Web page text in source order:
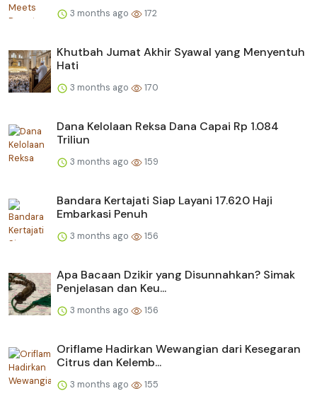
3 months ago 172
Khutbah Jumat Akhir Syawal yang Menyentuh
Hati
3 months ago 170
Dana Kelolaan Reksa Dana Capai Rp 1.084
Triliun
3 months ago 159
Bandara Kertajati Siap Layani 17.620 Haji
Embarkasi Penuh
3 months ago 156
Apa Bacaan Dzikir yang Disunnahkan? Simak
Penjelasan dan Keu...
3 months ago 156
Oriflame Hadirkan Wewangian dari Kesegaran
Citrus dan Kelemb...
3 months ago 155